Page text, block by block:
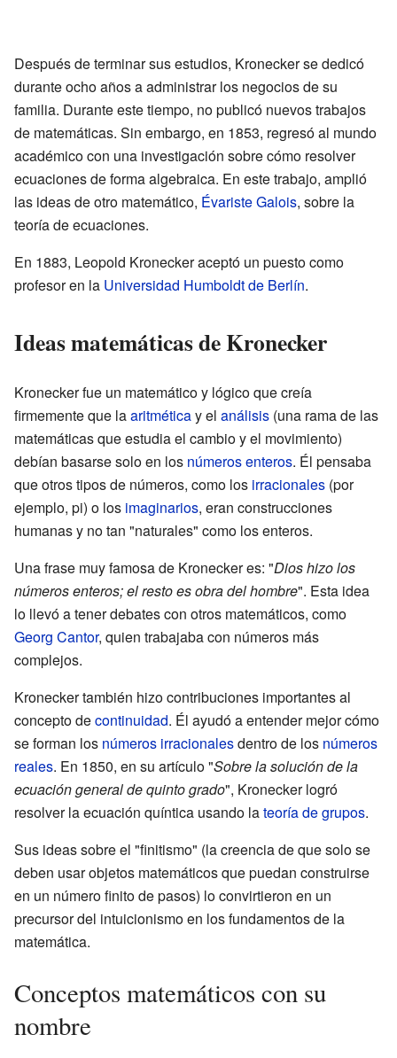
Después de terminar sus estudios, Kronecker se dedicó
durante ocho años a administrar los negocios de su
familia. Durante este tiempo, no publicó nuevos trabajos
de matemáticas. Sin embargo, en 1853, regresó al mundo
académico con una investigación sobre cómo resolver
ecuaciones de forma algebraica. En este trabajo, amplió
las ideas de otro matemático, Évariste Galois, sobre la
teoría de ecuaciones.
En 1883, Leopold Kronecker aceptó un puesto como
profesor en la Universidad Humboldt de Berlín.
Ideas matemáticas de Kronecker
Kronecker fue un matemático y lógico que creía
firmemente que laaritméticay el análisis (una rama de las
matemáticas que estudia el cambio y el movimiento)
debían basarse solo en los números enteros. Él pensaba
que otros tipos de números, como los irracionales (por
ejemplo, pi) o los imaginarios, eran construcciones
humanas y no tan "naturales" como los enteros.
Una frase muy famosa de Kronecker es: "Dios hizo los
números enteros; el resto es obra del hombre". Esta idea
lo llevó a tener debates con otros matemáticos, como
Georg Cantor, quien trabajaba con números más
complejos.
Kronecker también hizo contribuciones importantes al
concepto decontinuidad. Él ayudó a entender mejor cómo
se forman los números irracionalesdentro de los números
reales. En 1850, en su artículo "Sobre la solución de la
ecuación general de quinto grado", Kronecker logró
resolver la ecuación quíntica usando lateoría de grupos.
Sus ideas sobre el "finitismo" (la creencia de que solo se
deben usar objetos matemáticos que puedan construirse
en un número finito de pasos) lo convirtieron en un
precursor del intuicionismo en los fundamentos de la
matemática.
Conceptos matemáticos con su
nombre